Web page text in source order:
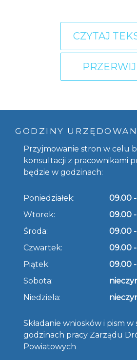
CZYTAJ
PRZERWIJ
GODZINY
Przyjmowanie stron w celu
konsultacji z pracownikami
będzie w godzinach:
Poniedziałek:
09.00
Wtorek:
09.00
Środa:
09.00
Czwartek:
09.00 -
Piątek:
09.00 -
Sobota:
Niedziela:
Składanie wniosków i pism
godzinach pracy Zarządu
Powiatowych